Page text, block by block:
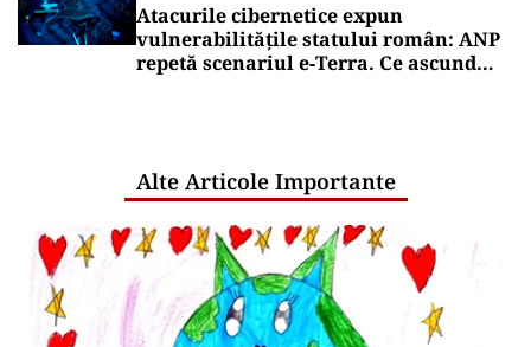
Atacurile cibernetice expun
vulnerabilitățile statului român: ANP
repetă scenariul e‑Terra. Ce ascund
Alte Articole Importante